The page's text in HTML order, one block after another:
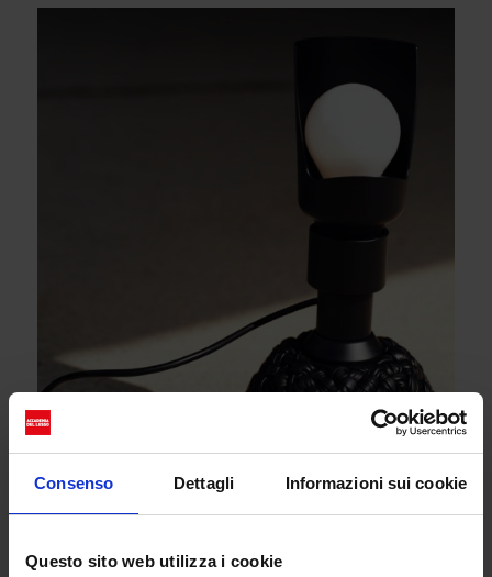
Consenso Dettagli Informazioni sui cookie
Questo sito web utilizza i cookie
I primi modelli di borse di Bottega si distinguevano